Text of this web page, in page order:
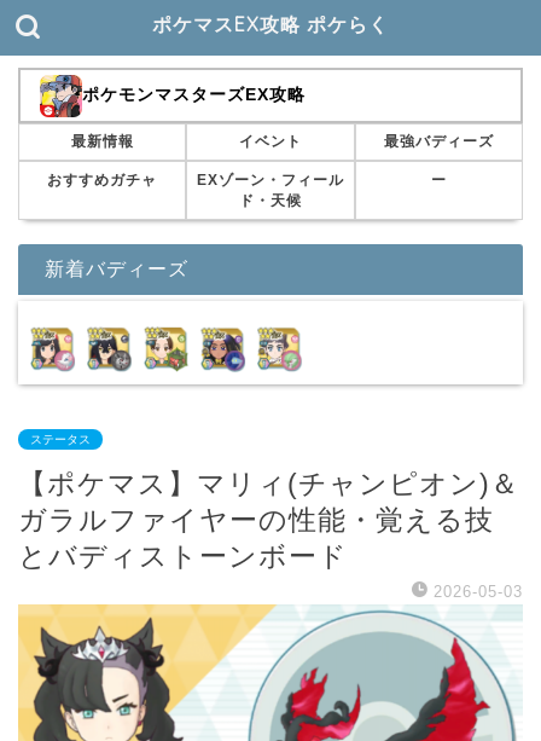
ポケマスEX攻略 ポケらく
ポケモンマスターズEX攻略
最新情報 イベント 最強バディーズ
おすすめガチャ
EXゾーン・フィール
ド・天候
ー
新着バディーズ
ステータス
【ポケマス】マリィ(チャンピオン)＆
ガラルファイヤーの性能・覚える技
とバディストーンボード
2026-05-03